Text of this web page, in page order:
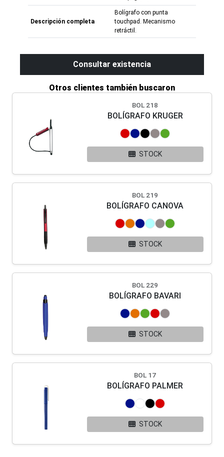
Descripción completa
Bolígrafo con punta
touchpad. Mecanismo
retráctil.
Consultar existencia
Otros clientes también buscaron
BOL 218
BOLÍGRAFO KRUGER
STOCK
BOL 219
BOLÍGRAFO CANOVA
STOCK
BOL 229
BOLÍGRAFO BAVARI
STOCK
BOL 17
BOLÍGRAFO PALMER
STOCK